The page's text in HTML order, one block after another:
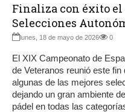
Finaliza con éxito el
Selecciones
lunes, 18 de mayo de 2026 0
El XIX Campeonato de
de Veteranos reunió este
algunas de las mejores
dejando un gran ambiente
pádel en todas las